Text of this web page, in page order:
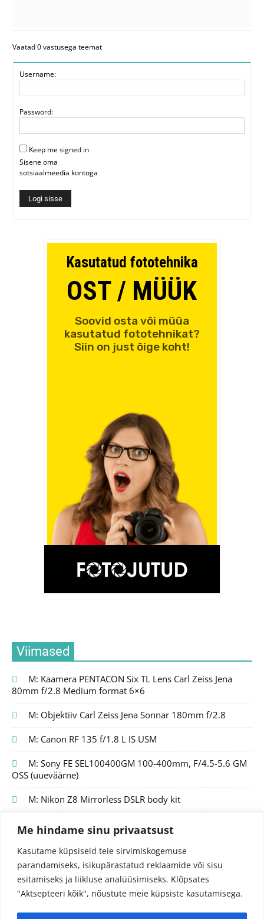
Me hindame sinu privaatsust
Kasutame küpsiseid teie sirvimiskogemuse
parandamiseks, isikupärastatud reklaamide või sisu
esitamiseks ja liikluse analüüsimiseks. Klõpsates
"Aktsepteeri kõik", nõustute meie küpsiste kasutamisega.
Vaatad 0 vastusega teemat
Username:
Password:
Keep me signed in
Sisene oma
sotsiaalmeedia kontoga
Logi sisse
Viimased
M: Kaamera PENTACON Six TL Lens Carl Zeiss Jena
80mm f/2.8 Medium format 6×6
M: Objektiiv Carl Zeiss Jena Sonnar 180mm f/2.8
M: Canon RF 135 f/1.8 L IS USM
M: Sony FE SEL100400GM 100-400mm, F/4.5-5.6 GM
OSS (uueväärne)
M: Nikon Z8 Mirrorless DSLR body kit